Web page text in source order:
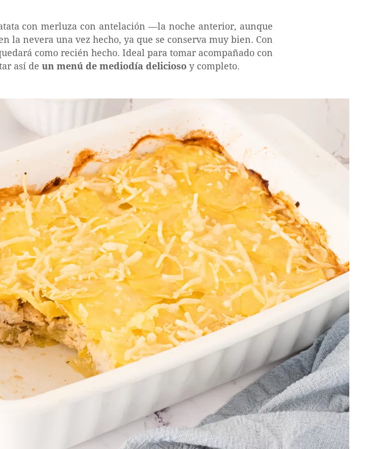
con merluza con antelación —la noche anterior, aunque
la nevera una vez hecho, ya que se conserva muy bien. Con
como recién hecho. Ideal para tomar acompañado con
así de un menú de mediodía delicioso y completo.